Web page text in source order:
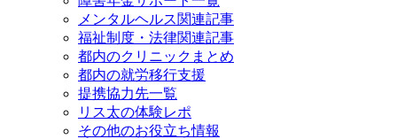
メンタルヘルス関連記事
福祉制度・法律関連記事
都内のクリニックまとめ
都内の就労移行支援
提携協力先一覧
リス太の体験レポ
その他のお役立ち情報